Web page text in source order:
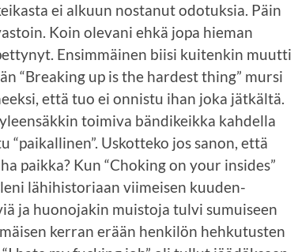
ei alkuun nostanut odotuksia. Päin
Koin olevani ehkä jopa hieman
Ensimmäinen biisi kuitenkin muutti
“Breaking up is the hardest thing” mursi
että tuo ei onnistu ihan joka jätkältä.
toimiva bändikeikka kahdella
Uskotteko jos sanon, että
paikka? Kun “Choking on your insides”
lähihistoriaan viimeisen kuuden-
ja huonojakin muistoja tulvi sumuiseen
kerran erään henkilön hehkutusten